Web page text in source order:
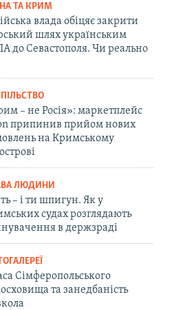
ТА КРИМ
влада обіцяє закрити
шлях українським
до Севастополя. Чи реально
– не Росія»: маркетплейс
припинив прийом нових
на Кримському
ЛЮДИНИ
– і ти шпигун. Як у
судах розглядають
в держзраді
Сімферопольського
та занедбаність